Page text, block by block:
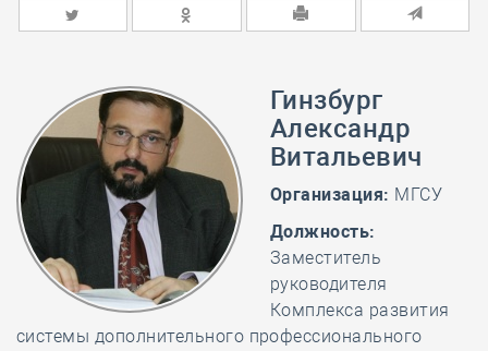
Гинзбург
Александр
Витальевич
Организация: МГСУ
Должность:
Заместитель
руководителя
Комплекса развития
системы дополнительного профессионального